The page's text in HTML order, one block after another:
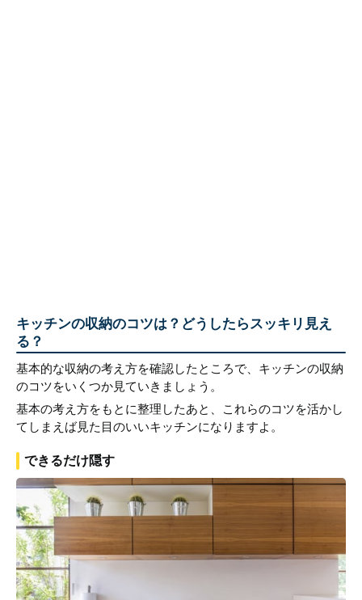
キッチンの収納のコツは？どうしたらスッキリ見え
る？
基本的な収納の考え方を確認したところで、キッチンの収納
のコツをいくつか見ていきましょう。
基本の考え方をもとに整理したあと、これらのコツを活かし
てしまえば見た目のいいキッチンになりますよ。
できるだけ隠す